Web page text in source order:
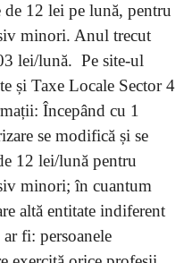
de 12 lei pe lună, pentru
minori. Anul trecut
lei/lună. Pe site-ul
și Taxe Locale Sector 4
Începând cu 1
se modifică și se
12 lei/lună pentru
minori; în cuantum
altă entitate indiferent
fi: persoanele